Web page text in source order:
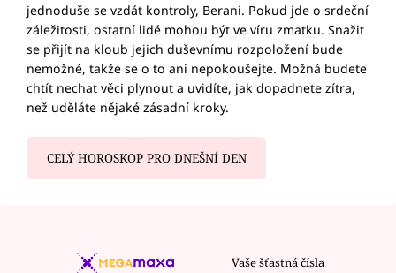
jednoduše se vzdát kontroly, Berani. Pokud jde o srdeční
záležitosti, ostatní lidé mohou být ve víru zmatku. Snažit
se přijít na kloub jejich duševnímu rozpoložení bude
nemožné, takže se o to ani nepokoušejte. Možná budete
chtít nechat věci plynout a uvidíte, jak dopadnete zítra,
než uděláte nějaké zásadní kroky.
CELÝ HOROSKOP PRO DNEŠNÍ DEN
Vaše šťastná čísla